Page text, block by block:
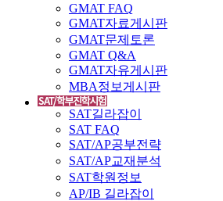
GMAT FAQ
GMAT자료게시판
GMAT문제토론
GMAT Q&A
GMAT자유게시판
MBA정보게시판
SAT길라잡이
SAT FAQ
SAT/AP공부전략
SAT/AP교재분석
SAT학원정보
AP/IB 길라잡이